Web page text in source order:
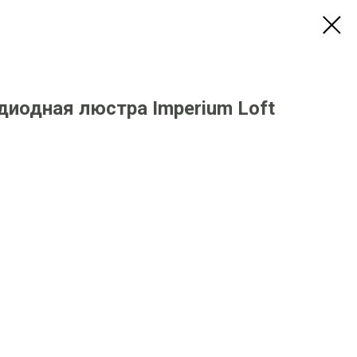
люстра Imperium Loft